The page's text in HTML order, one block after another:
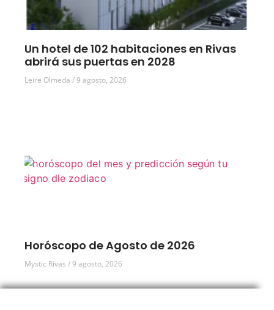
Un hotel de 102 habitaciones en Rivas
abrirá sus puertas en 2028
Leire Olmeda 9 agosto, 2026
Horóscopo de Agosto de 2026
Mystic Rivas 9 agosto, 2026